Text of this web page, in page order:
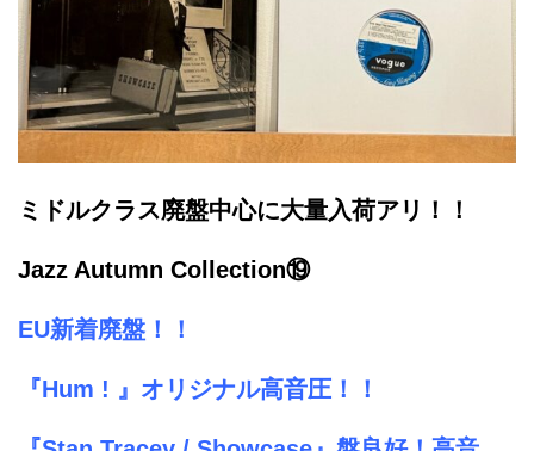
ミドルクラス廃盤中心に大量入荷アリ！！
Jazz Autumn Collection⑲
EU新着廃盤！！
『Hum ! 』オリジナル高音圧！！